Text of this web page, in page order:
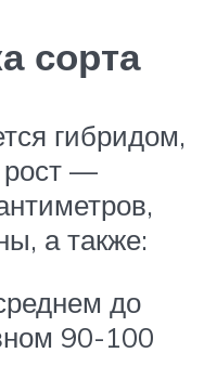
сорта
гибридом,
рост —
а также:
до
90-100